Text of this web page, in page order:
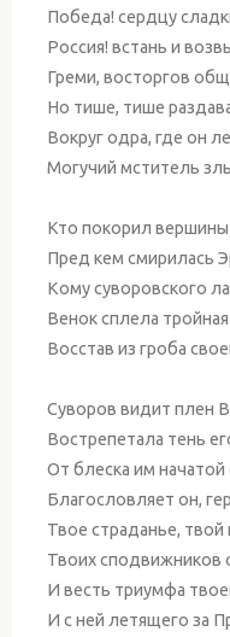
Победа! сердцу
Россия! встань и
Греми, восторгов
Но тише, тише
Вокруг одра, где он
Могучий мститель
Кто покорил вершины
Пред кем смирилась
Кому суворовского
Венок сплела
Восстав из гроба
Суворов видит плен
Вострепетала тень
От блеска им начатой
Благословляет он,
Твое страданье, твой
Твоих сподвижников
И весть триумфа
И с ней летящего за